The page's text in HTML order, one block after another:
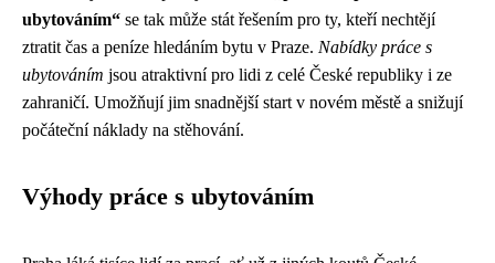
ubytováním“ se tak může stát řešením pro ty, kteří nechtějí
ztratit čas a peníze hledáním bytu v Praze. Nabídky práce s
ubytováním jsou atraktivní pro lidi z celé České republiky i ze
zahraničí. Umožňují jim snadnější start v novém městě a snižují
počáteční náklady na stěhování.
Výhody práce s ubytováním